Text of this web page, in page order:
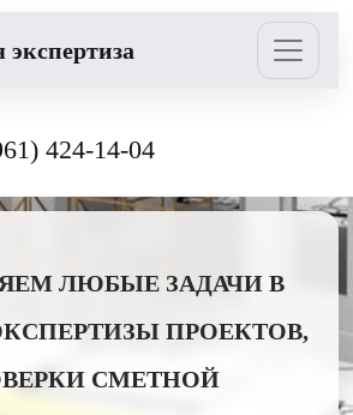
экспертиза
424-14-04
ЛЮБЫЕ ЗАДАЧИ В
ПРОЕКТОВ,
СМЕТНОЙ